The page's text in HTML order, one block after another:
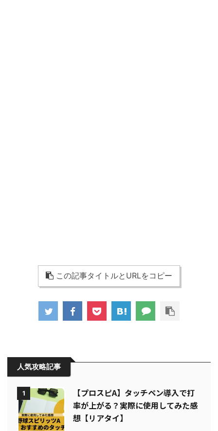
この記事タイトルとURLをコピー
人気攻略記事
1
【プロスピA】タッチペン導入で打
率が上がる？実際に使用してみた感
想【リアタイ】